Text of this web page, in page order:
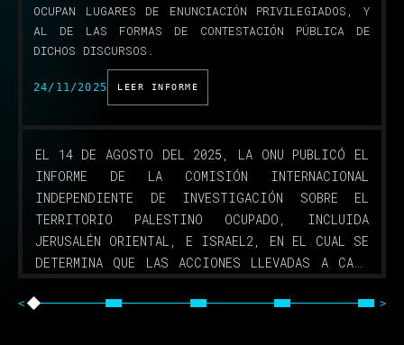
OCUPAN LUGARES DE ENUNCIACIÓN PRIVILEGIADOS, Y
AL DE LAS FORMAS DE CONTESTACIÓN PÚBLICA DE
DICHOS DISCURSOS.
24/11/2025 LEER INFORME
EL 14 DE AGOSTO DEL 2025, LA ONU PUBLICÓ EL
INFORME DE LA COMISIÓN INTERNACIONAL
INDEPENDIENTE DE INVESTIGACIÓN SOBRE EL
TERRITORIO PALESTINO OCUPADO, INCLUIDA
JERUSALÉN ORIENTAL, E ISRAEL2, EN EL CUAL SE
DETERMINA QUE LAS ACCIONES LLEVADAS A CABO
POR EL ESTADO DE ISRAEL EN GAZA COMO
RESPUESTA A LOS ATAQUES DEL 7 DE OCTUBRE DEL